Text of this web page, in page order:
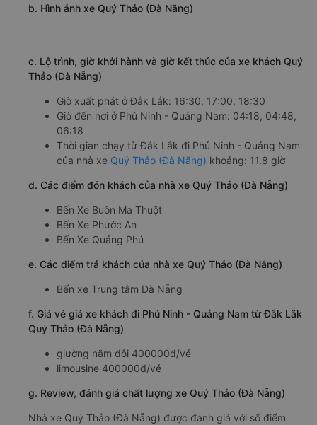
b. Hình ảnh xe Quý Thảo (Đà Nẵng)
c. Lộ trình, giờ khởi hành và giờ kết thúc của xe khách Quý
Thảo (Đà Nẵng)
Giờ xuất phát ở Đắk Lắk: 16:30, 17:00, 18:30
Giờ đến nơi ở Phú Ninh - Quảng Nam: 04:18, 04:48,
06:18
Thời gian chạy từ Đắk Lắk đi Phú Ninh - Quảng Nam
của nhà xe Quý Thảo (Đà Nẵng) khoảng: 11.8 giờ
d. Các điểm đón khách của nhà xe Quý Thảo (Đà Nẵng)
Bến Xe Buôn Ma Thuột
Bến Xe Phước An
Bến Xe Quảng Phú
e. Các điểm trả khách của nhà xe Quý Thảo (Đà Nẵng)
Bến xe Trung tâm Đà Nẵng
f. Giá vé giá xe khách đi Phú Ninh - Quảng Nam từ Đắk Lắk
Quý Thảo (Đà Nẵng)
giường nằm đôi 400000đ/vé
limousine 400000đ/vé
g. Review, đánh giá chất lượng xe Quý Thảo (Đà Nẵng)
Nhà xe Quý Thảo (Đà Nẵng) được đánh giá với số điểm